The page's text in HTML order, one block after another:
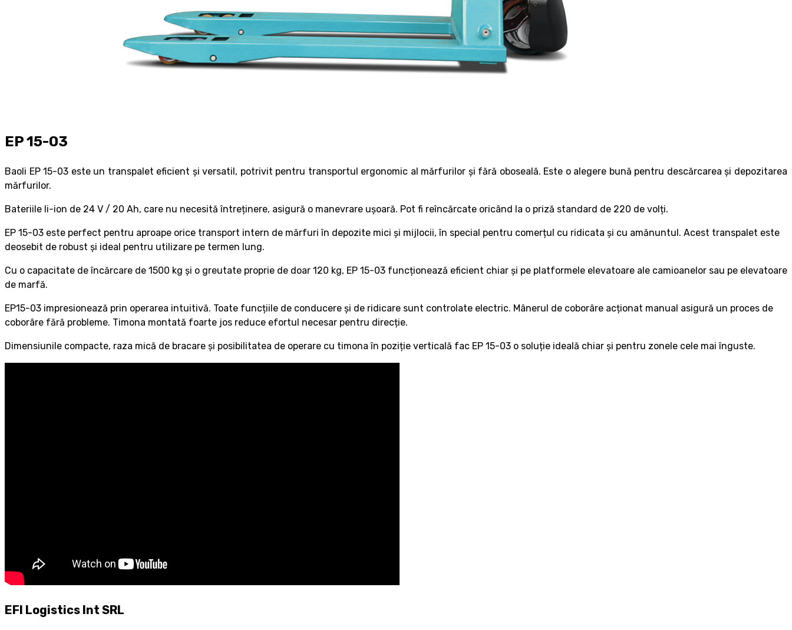
EP 15-03
Baoli EP 15-03 este un transpalet eficient și versatil, potrivit pentru transportul ergonomic al mărfurilor și fără oboseală. Este o alegere bună pentru descărcarea și depozitarea
mărfurilor.
Bateriile li-ion de 24 V / 20 Ah, care nu necesită întreținere, asigură o manevrare ușoară. Pot fi reîncărcate oricând la o priză standard de 220 de volți.
EP 15-03 este perfect pentru aproape orice transport intern de mărfuri în depozite mici și mijlocii, în special pentru comerțul cu ridicata și cu amănuntul. Acest transpalet este
deosebit de robust și ideal pentru utilizare pe termen lung.
Cu o capacitate de încărcare de 1500 kg și o greutate proprie de doar 120 kg, EP 15-03 funcționează eficient chiar și pe platformele elevatoare ale camioanelor sau pe elevatoare
de marfă.
EP15-03 impresionează prin operarea intuitivă. Toate funcțiile de conducere și de ridicare sunt controlate electric. Mânerul de coborâre acționat manual asigură un proces de
coborâre fără probleme. Timona montată foarte jos reduce efortul necesar pentru direcție.
Dimensiunile compacte, raza mică de bracare și posibilitatea de operare cu timona în poziție verticală fac EP 15-03 o soluție ideală chiar și pentru zonele cele mai înguste.
EFI Logistics Int SRL